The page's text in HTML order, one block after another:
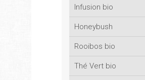
Infusion bio
Honeybush
Rooibos bio
Thé Vert bio